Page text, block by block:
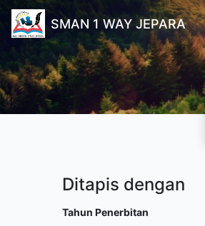
SMAN 1 WAY JEPARA
Ditapis dengan
Tahun Penerbitan